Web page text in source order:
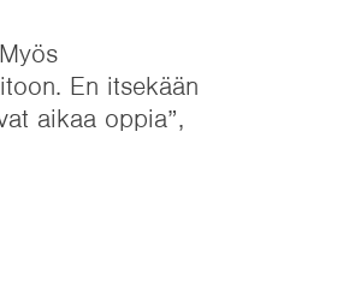
En itsekään
aikaa oppia”,